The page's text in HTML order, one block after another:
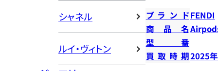
シャネル
ルイ・ヴィトン
ブランドFENDI
商品名
型番
買取時期2025